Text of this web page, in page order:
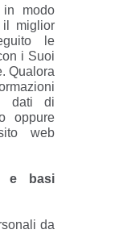
modo
miglior
le
i Suoi
Qualora
i dati di
oppure
web
e basi
da